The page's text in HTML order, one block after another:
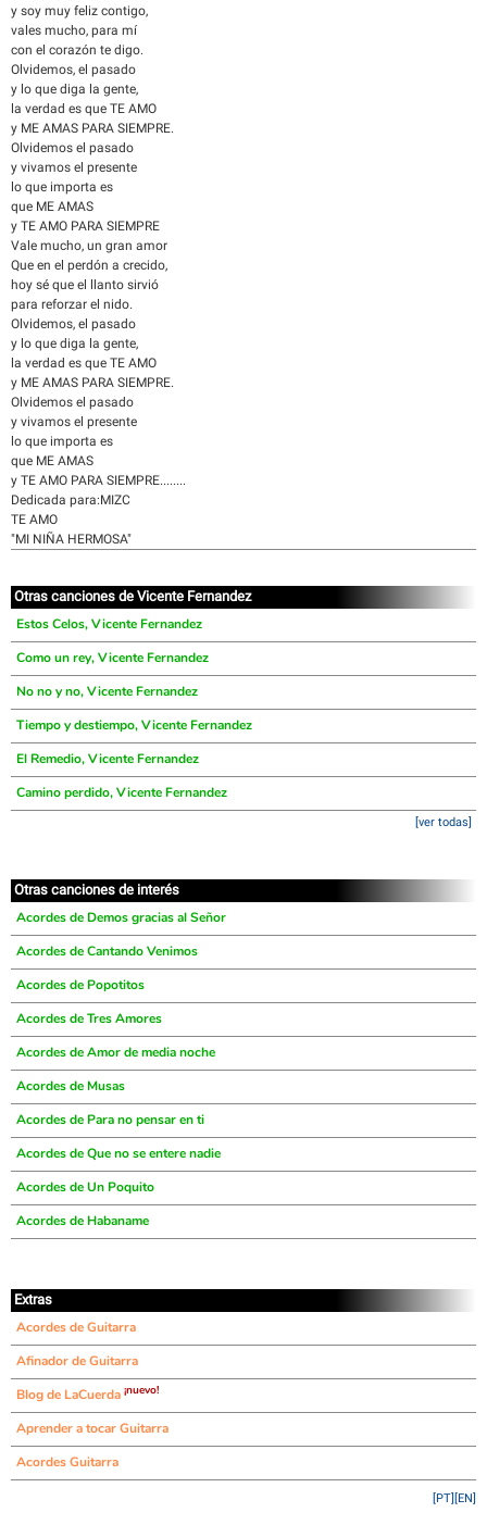
y soy muy feliz contigo,
vales mucho, para mí
con el corazón te digo.
Olvidemos, el pasado
y lo que diga la gente,
la verdad es que TE AMO
y ME AMAS PARA SIEMPRE.
Olvidemos el pasado
y vivamos el presente
lo que importa es
que ME AMAS
y TE AMO PARA SIEMPRE
Vale mucho, un gran amor
Que en el perdón a crecido,
hoy sé que el llanto sirvió
para reforzar el nido.
Olvidemos, el pasado
y lo que diga la gente,
la verdad es que TE AMO
y ME AMAS PARA SIEMPRE.
Olvidemos el pasado
y vivamos el presente
lo que importa es
que ME AMAS
y TE AMO PARA SIEMPRE........
Dedicada para:MIZC
TE AMO
"MI NIÑA HERMOSA"
Otras canciones de Vicente Fernandez
Estos Celos, Vicente Fernandez
Como un rey, Vicente Fernandez
No no y no, Vicente Fernandez
Tiempo y destiempo, Vicente Fernandez
El Remedio, Vicente Fernandez
Camino perdido, Vicente Fernandez
[ver todas]
Otras canciones de interés
Acordes de Demos gracias al Señor
Acordes de Cantando Venimos
Acordes de Popotitos
Acordes de Tres Amores
Acordes de Amor de media noche
Acordes de Musas
Acordes de Para no pensar en ti
Acordes de Que no se entere nadie
Acordes de Un Poquito
Acordes de Habaname
Extras
Acordes de Guitarra
Afinador de Guitarra
Blog de LaCuerda ¡nuevo!
Aprender a tocar Guitarra
Acordes Guitarra
[EN]
[PT]